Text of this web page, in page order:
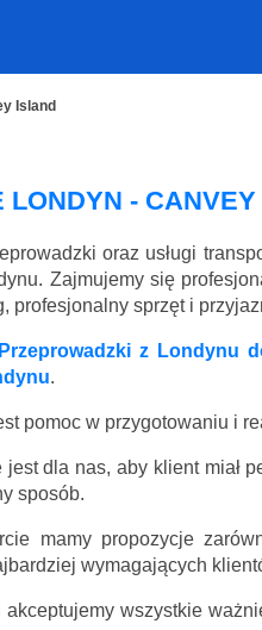
Island
LONDYN -
oraz usługi
Zajmujemy się
profesjonalny sprzęt i
Przeprowadzki z Londynu
.
pomoc w przygotowaniu i
jest dla nas, aby klient miał
sposób.
mamy propozycje
wymagających
akceptujemy wszystkie